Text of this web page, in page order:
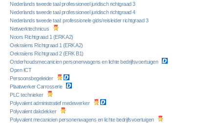
Nederlands tweede taal professioneel juridisch richtgraad 3
Nederlands tweede taal professioneel juridisch richtgraad 4
Nederlands tweede taal: professionele gids/reisleider richtgraad 3
Netwerktechnicus
Noors Richtgraad 1 (ERK A2)
Oekraïens Richtgraad 1 (ERK A2)
Oekraïens Richtgraad 2 (ERK B1)
Onderhoudsmecanicien personenwagens en lichte bedrijfsvoertuigen
Open ICT
Persoonsbegeleider
Plaatwerker Carrosserie
PLC technieker
Polyvalent administratief medewerker
Polyvalent dakdekker
Polyvalent mecanicien personenwagens en lichte bedrijfsvoertuigen